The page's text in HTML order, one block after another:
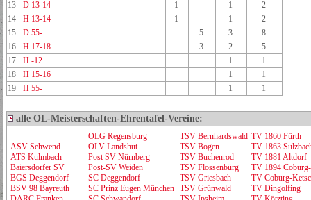
13 D 13-14 1 1
2
14
H 13-14 1 1
2
15
D 55- 5 3
8
16
H 17-18 3 2
5
17
H -12 1
1
18
H 15-16 1
1
19
H 55- 1 1
alle OL-Meisterschaften-Ehrentafel-Vereine:
ASV Schwend
ATS Kulmbach
Baiersdorfer SV
BGS Deggendorf
BSV 98 Bayreuth
OLG Regensburg
OLV Landshut
Post SV Nürnberg
Post-SV Weiden
SC Deggendorf
SC Prinz Eugen München
TSV Bernhardswald
TSV Bogen
TSV Buchenrod
TSV Flossenbürg
TSV Griesbach
TSV Grünwald
TV 1860 Fürth
TV 1863
TV 1881 Altdorf
TV 1894
TV Coburg-
TV Dingolfing